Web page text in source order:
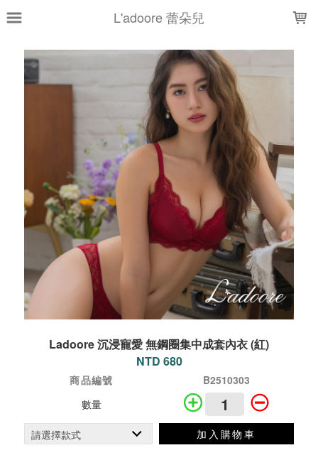
L'adoore 蕾朵兒
Ladoore 沉浸寵愛 無鋼圈集中成套內衣 (紅)
NTD 680
商品編號
B2510303
數量
加入購物車